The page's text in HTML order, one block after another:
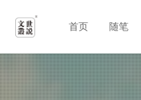
首页 随笔